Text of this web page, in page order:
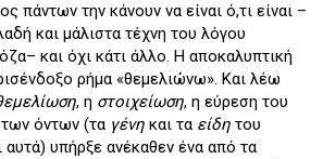
πάντων την κάνουν να είναι ό,τι είναι –
και μάλιστα τέχνη του λόγου
και όχι κάτι άλλο. Η αποκαλυπτική
ρήμα «θεμελιώνω». Και λέω
, η στοιχείωση, η εύρεση του
όντων (τα γένη και τα είδη του
αυτά) υπήρξε ανέκαθεν ένα από τα